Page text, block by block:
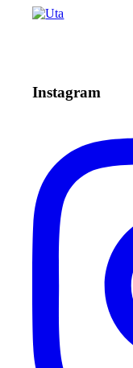
Instagram